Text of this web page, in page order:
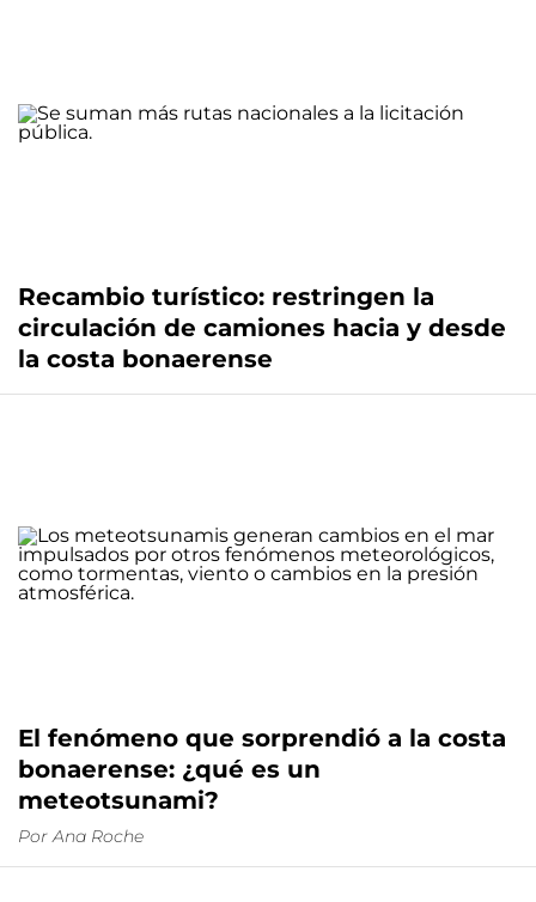
Recambio turístico: restringen la
circulación de camiones hacia y desde
la costa bonaerense
El fenómeno que sorprendió a la costa
bonaerense: ¿qué es un
meteotsunami?
Por Ana Roche